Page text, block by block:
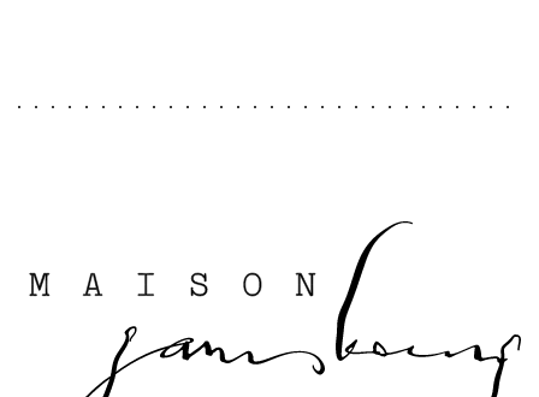
en nous replongeant dans cet état à la